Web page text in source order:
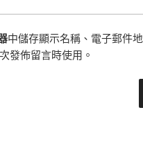
中儲存顯示名稱、電子郵件
發佈留言時使用。